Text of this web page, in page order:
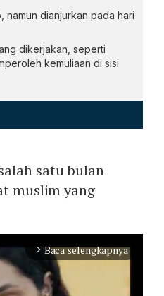
namun dianjurkan pada hari
dikerjakan, seperti
kemuliaan di sisi
satu bulan
muslim yang
arrow_forward_ios Baca selengkapnya